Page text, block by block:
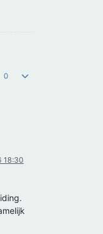
0
18:30